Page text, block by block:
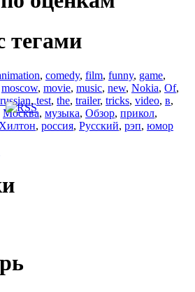
тегами
, comedy, film, funny, game,
moscow, movie, music, new, Nokia, Of,
russian, test, the, trailer, tricks, video, в,
Москва, музыка, Обзор, прикол,
, россия, Русский, рэп, юмор